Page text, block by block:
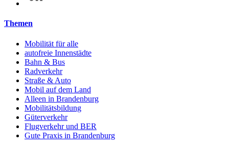
Themen
Mobilität für alle
autofreie Innenstädte
Bahn & Bus
Radverkehr
Straße & Auto
Mobil auf dem Land
Alleen in Brandenburg
Mobilitätsbildung
Güterverkehr
Flugverkehr und BER
Gute Praxis in Brandenburg